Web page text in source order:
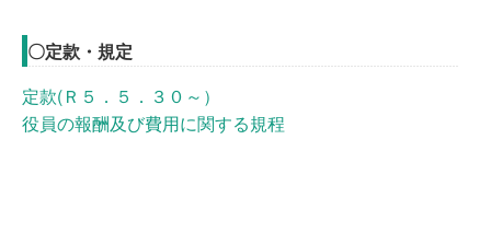
〇定款・規定
定款(Ｒ５．５．３０～）
役員の報酬及び費用に関する規程